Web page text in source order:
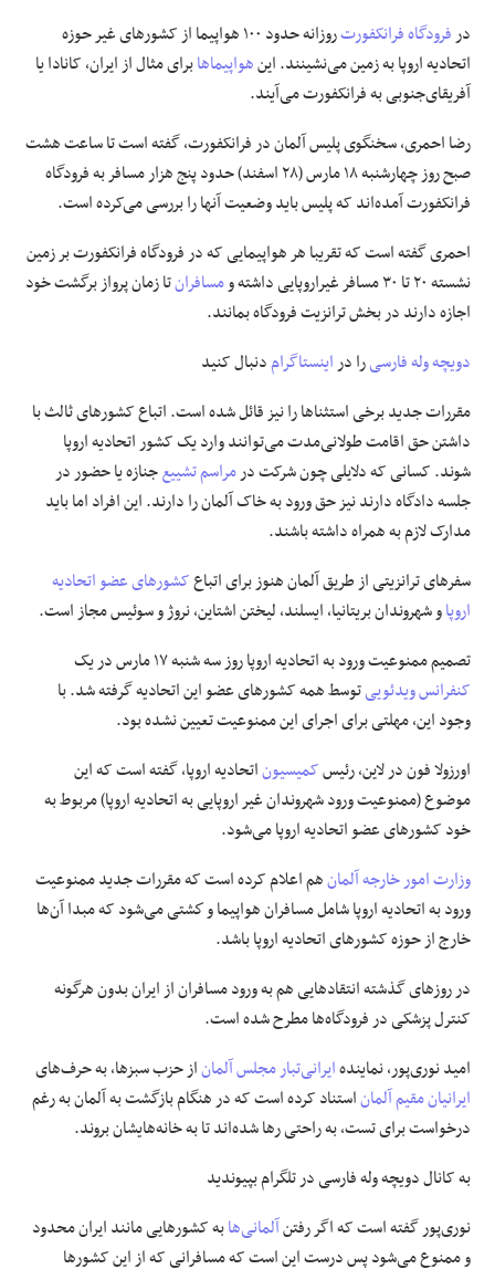
درفرودگاه فرانکفورت
روزانه حدود ۱۰۰ هواپیما از کشورهای غیر حوزه
اتحادیه اروپا به زمین می‌نشینند. اینهواپیماهابرای مثال از ایران، کانادا یا
آفریقای‌جنوبی به فرانکفورت می‌‌‌‌‌‌‌آیند.
رضا احمری، سخنگوی پلیس آلمان در فرانکفورت، گفته است تا ساعت هشت
صبح روز چهارشنبه ۱۸ مارس (۲۸ اسفند) حدود پنج هزار مسافر به فرودگاه
فرانکفورت آمده‌اند که پلیس باید وضعیت آنها را بررسی می‌کرده است.
احمری گفته است که تقریبا هر هواپیمایی که در فرودگاه فرانکفورت بر زمین
نشسته ۲۰ تا ۳۰ مسافر غیراروپایی داشته و
مسافرانتا زمان پرواز برگشت خود
اجازه دارند در بخش ترانزیت فرودگاه بمانند.
دویچه وله فارسیرا دراینستاگرامدنبال کنید
مقررات جدید برخی استثناها را نیز قائل شده است. اتباع کشورهای ثالث با
داشتن حق اقامت طولانی‌مدت می‌توانند وارد یک کشور اتحادیه اروپا
شوند. کسانی که دلایلی چون شرکت درمراسم تشییعجنازه یا حضور در
جلسه دادگاه دارند نیز حق ورود به خاک آلمان را دارند. این افراد اما باید
مدارک لازم به همراه داشته باشند.
سفرهای ترانزیتی از طریق آلمان هنوز برای اتباعکشورهای عضو اتحادیه
اروپاو شهروندان بریتانیا، ایسلند، لیختن اشتاین، نروژ و سوئیس مجاز است.
تصمیم ممنوعیت ورود به اتحادیه اروپا روز سه شنبه ۱۷ مارس در یک
کنفرانس ویدئوییتوسط همه کشورهای عضو این اتحادیه گرفته شد. با
وجود این، مهلتی برای اجرای این ممنوعیت تعیین نشده بود.
اورزولا فون در لاین، رئیسکمیسیوناتحادیه اروپا، گفته است که این
موضوع (ممنوعیت ورود شهروندان غیر اروپایی به اتحادیه اروپا) مربوط به
خود کشورهای عضو اتحادیه اروپا می‌شود.
وزارت امور خارجه آلمانهم اعلام کرده است که مقررات جدید ممنوعیت
ورود به اتحادیه اروپا شامل مسافران هواپیما و كشتی می‌شود که مبدا آن‌ها
خارج از حوزه کشورهای اتحادیه اروپا باشد.
در روزهای گذشته انتقادهایی هم به ورود مسافران از ایران بدون هرگونه
کنترل پزشکی در فرودگاه‌ها مطرح شده است.
امید نوری‌پور، نمایندهایرانی‌تبارمجلس آلماناز حزب سبزها، به حرف‌های
ایرانیان مقیم آلماناستناد کرده است که در هنگام بازگشت به آلمان به رغم
درخواست برای تست، به راحتی رها شده‌اند تا به خانه‌هایشان بروند.
به کانال دویچه وله فارسی در تلگرام بپیوندید
نوری‌پور گفته است که اگر رفتنآلمانی‌هابه کشورهایی مانند ایران محدود
و ممنوع می‌‌شود پس درست این است که مسافرانی که از این کشورها